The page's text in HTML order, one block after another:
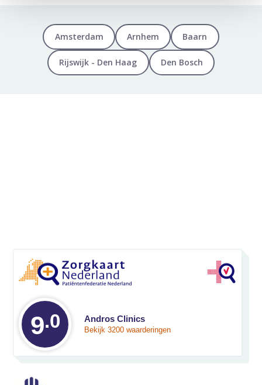
Amsterdam Arnhem Baarn
Rijswijk - Den Haag Den Bosch
Gemiddelde
9.0 Andros Clinics
Bekijk 3200 waarderingen